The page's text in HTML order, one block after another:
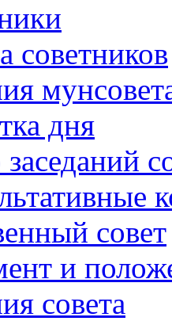
советников
дня
совет
и
совета